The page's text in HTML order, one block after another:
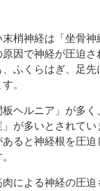
梢神経は「坐骨神
因で神経が圧迫さ
ふくらはぎ、足先
。
ヘルニア」が多く
」が多いとされて
ると神経根を圧
による神経の圧